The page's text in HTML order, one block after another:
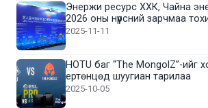
Энержи ресурс ХХК, Чайна
2026 оны нүүрсний зарчмаа
2025-11-11
HOTU баг “The MongolZ”-ийг
ертөнцөд шуугиан тарилаа
2025-10-05